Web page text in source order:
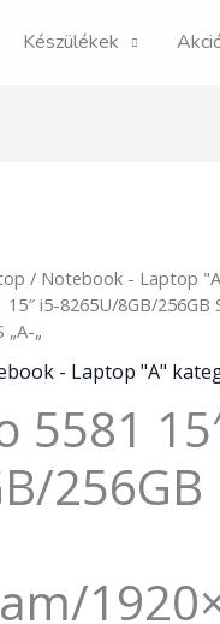
Készülékek
/ Notebook - Laptop
i5-8265U/8GB/256GB
„A-„
- Laptop "A"
5581
256GB